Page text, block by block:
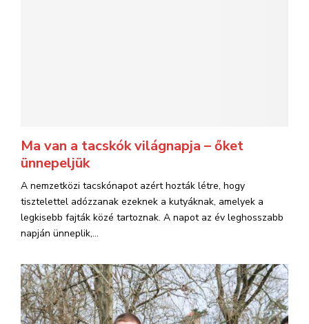
Ma van a tacskók világnapja – őket
ünnepeljük
A nemzetközi tacskónapot azért hozták létre, hogy
tisztelettel adózzanak ezeknek a kutyáknak, amelyek a
legkisebb fajták közé tartoznak. A napot az év leghosszabb
napján ünneplik,...